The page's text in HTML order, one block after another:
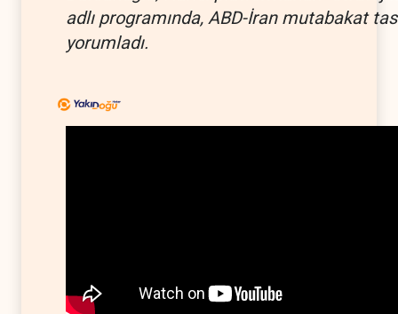
adlı programında, ABD-İran mutabakat
yorumladı.